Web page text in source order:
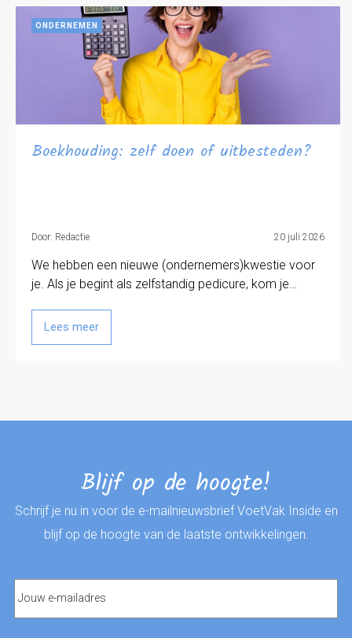
ONDERNEMEN
Boekhouding: zelf doen of uitbesteden?
Door: Redactie 20 juli 2026
We hebben een nieuwe (ondernemers)kwestie voor
je. Als je begint als zelfstandig pedicure, kom je…
Lees meer
Blijf op de hoogte!
Schrijf je nu in voor de e-mailnieuwsbrief VoetVak Inside en
blijf op de hoogte van de laatste ontwikkelingen.